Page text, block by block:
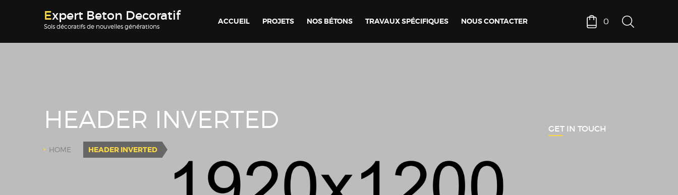
Expert Beton Decoratif
Sols décoratifs de nouvelles générations
ACCUEIL PROJETS NOS BÉTONS TRAVAUX SPÉCIFIQUES NOUS CONTACTER 0
HEADER INVERTED
HOME HEADER INVERTED
GET IN TOUCH